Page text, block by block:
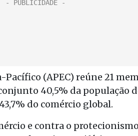
Pacífico (APEC) reúne 21
40,5% da população
do comércio global.
e contra o